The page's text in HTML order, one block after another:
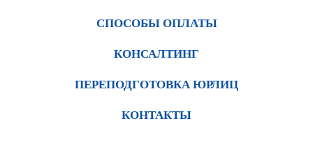
СПОСОБЫ ОПЛАТЫ
КОНСАЛТИНГ
ПЕРЕПОДГОТОВКА ЮРЛИЦ
КОНТАКТЫ